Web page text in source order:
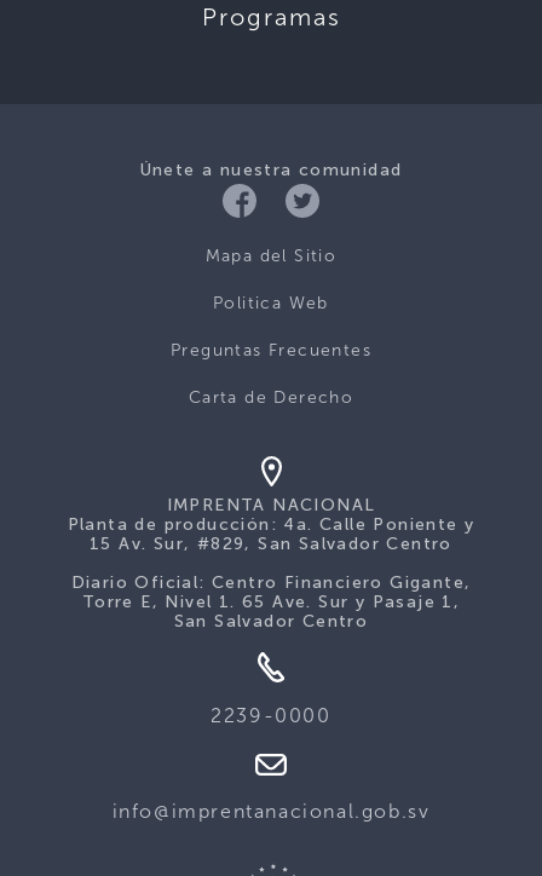
Programas
Únete a nuestra comunidad
Mapa del Sitio
Politica Web
Preguntas Frecuentes
Carta de Derecho
IMPRENTA NACIONAL
Planta de producción: 4a. Calle Poniente y
15 Av. Sur, #829, San Salvador Centro
Diario Oficial: Centro Financiero Gigante,
Torre E, Nivel 1. 65 Ave. Sur y Pasaje 1,
San Salvador Centro
2239-0000
info@imprentanacional.gob.sv